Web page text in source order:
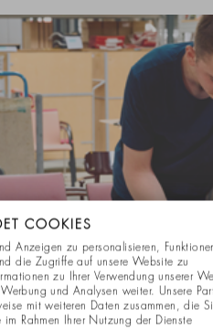
COOKIES
Anzeigen zu personalisieren,
die Zugriffe auf unsere Website zu
zu Ihrer Verwendung unserer
und Analysen weiter. Unsere
mit weiteren Daten zusammen, die
Rahmen Ihrer Nutzung der Dienste